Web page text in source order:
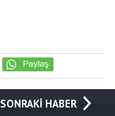
SONRAKİ HABER